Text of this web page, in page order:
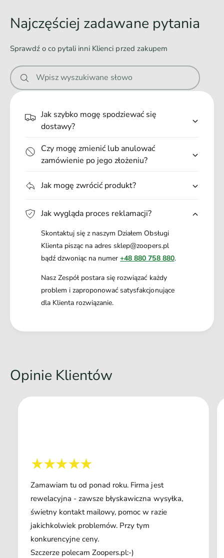
idealna dla szczeniąt oraz psów dorosłych
oczko do przypięcia pojemnika na woreczki
wytrzymała
łatwa w czyszczeniu
możliwość prania
wyprodukowana w Polsce
Rozmiar: S
Długość maksymalna: 300 cm
Przeznaczenie:
pies miniaturowy
w
i
e
Najczęściej zadawane pytania
Sprawdź o co pytali inni Klienci przed zakupem
Wpisz wyszukiwane słowo
Jak szybko mogę spodziewać się
dostawy?
Czy mogę zmienić lub anulować
zamówienie po jego złożeniu?
Jak mogę zwrócić produkt?
Jak wygląda proces reklamacji?
Skontaktuj się z naszym Działem Obsługi
Klienta pisząc na adres sklep@zoopers.pl
bądź dzwoniąc na numer+48 880 758 880.
Nasz Zespół postara się rozwiązać każdy
problem i zaproponować satysfakcjonujące
dla Klienta rozwiązanie.
Opinie Klientów
Zamawiam tu od ponad roku. Firma jest
rewelacyjna - zawsze błyskawiczna wysyłka,
świetny kontakt mailowy, pomoc w razie
jakichkolwiek problemów. Przy tym
konkurencyjne ceny.
Szczerze polecam Zoopers.pl:-)